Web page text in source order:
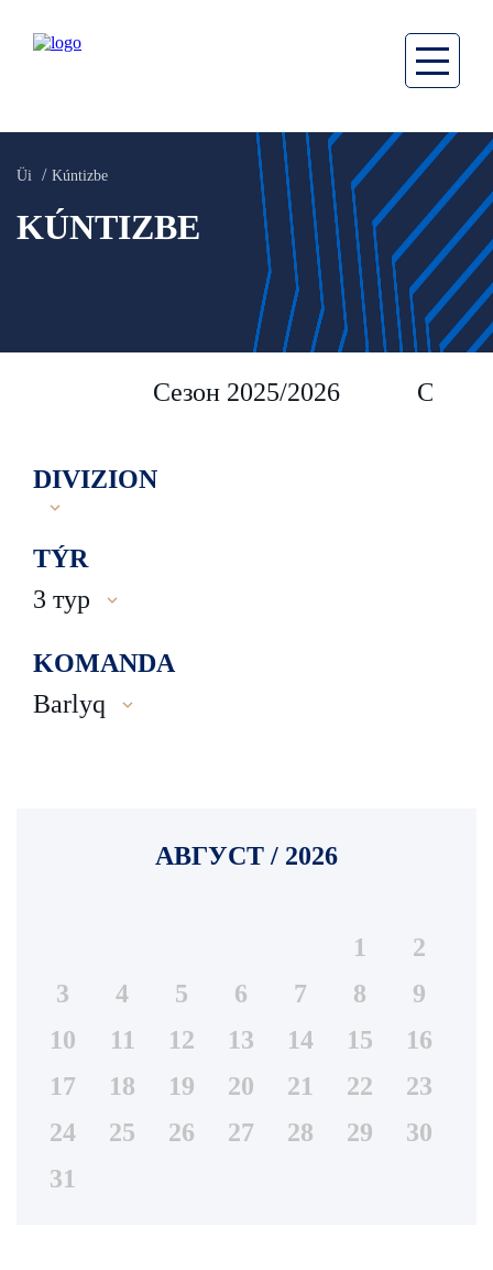
Üi Kúntizbe
KÚNTIZBE
Сезон 2025/2026 Сезон
DIVIZION
TÝR
3 тур
KOMANDA
Barlyq
АВГУСТ / 2026
1
2
3
4 5 6 7 8
9
10
11 12 13 14 15
16
17
18 19 20 21 22
23
24
25 26 27 28 29
30
31